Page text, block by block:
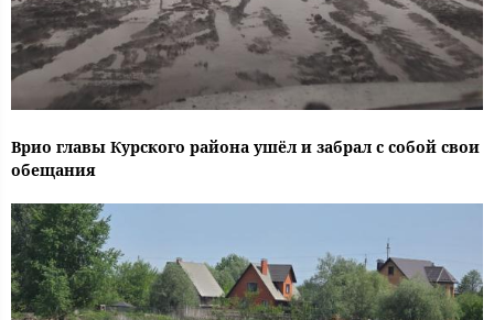
Врио главы Курского района ушёл и забрал с собой свои
обещания